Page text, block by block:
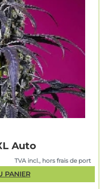
Auto
TVA incl., hors frais de port
PANIER